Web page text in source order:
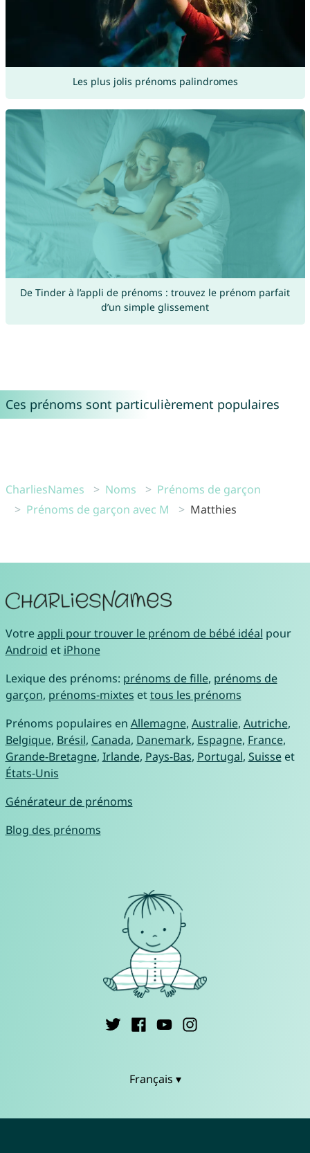
Les plus jolis prénoms palindromes
De Tinder à l’appli de prénoms : trouvez le prénom parfait
d’un simple glissement
Ces prénoms sont particulièrement populaires
CharliesNames Noms
Prénoms de garçon
Prénoms de garçon avec M
Matthies
Votreappli pour trouver le prénom de bébé idéal pour
Android et iPhone
Lexique des prénoms: prénoms de fille, prénoms de
garçon, prénoms-mixtes ettous les prénoms
Prénoms populaires en Allemagne, Australie, Autriche,
Belgique, Brésil, Canada, Danemark, Espagne, France,
Grande-Bretagne, Irlande, Pays-Bas, Portugal, Suisseet
États-Unis
Générateur de prénoms
Blog des prénoms
Français ▾